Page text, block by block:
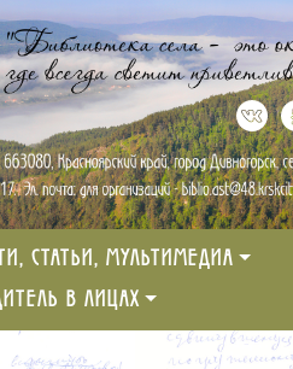
СТАТЬИ, МУЛЬТИМЕДИА
В ЛИЦАХ